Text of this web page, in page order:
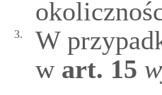
3.
W
wart. 15